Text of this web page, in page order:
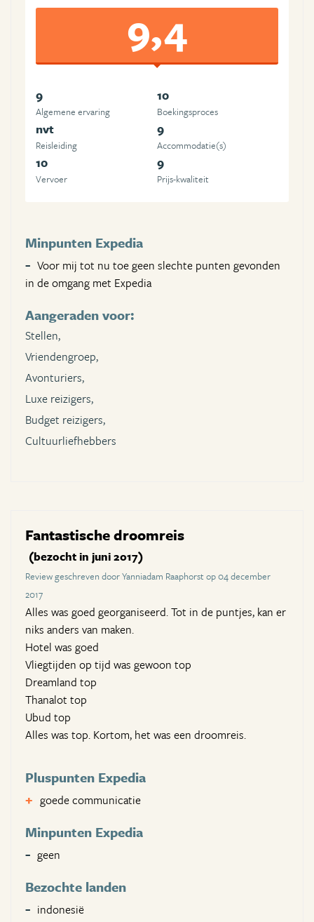
9,4
9
Algemene ervaring
10
Boekingsproces
nvt
Reisleiding
9
Accommodatie(s)
10
Vervoer
9
Prijs-kwaliteit
Minpunten Expedia
Voor mij tot nu toe geen slechte punten gevonden
in de omgang met Expedia
Aangeraden voor:
Stellen,
Vriendengroep,
Avonturiers,
Luxe reizigers,
Budget reizigers,
Cultuurliefhebbers
Fantastische droomreis
(bezocht in juni 2017)
Review geschreven door Yanniadam Raaphorst op 04 december
2017
Alles was goed georganiseerd. Tot in de puntjes, kan er
niks anders van maken.
Hotel was goed
Vliegtijden op tijd was gewoon top
Dreamland top
Thanalot top
Ubud top
Alles was top. Kortom, het was een droomreis.
Pluspunten Expedia
goede communicatie
Minpunten Expedia
geen
Bezochte landen
indonesië